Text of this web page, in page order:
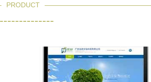
PRODUCT